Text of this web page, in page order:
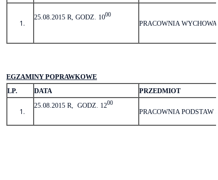
25.08.2015 R, GODZ. 1000
PRACOWNIA
EGZAMINY POPRAWKOWE
LP.
DATA
PRZEDMIOT
25.08.2015 R, GODZ. 1200
PRACOWNIA PODSTAW